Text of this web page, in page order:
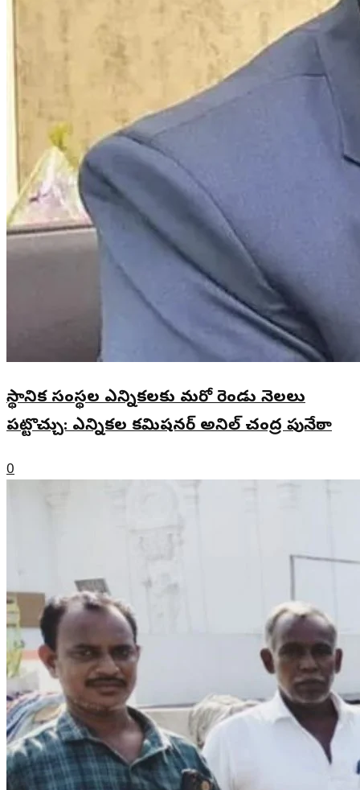
స్థానిక సంస్థల ఎన్నికలకు మరో రెండు నెలలు
పట్టొచ్చు: ఎన్నికల కమిషనర్ అనిల్ చంద్ర పునేఠా
0